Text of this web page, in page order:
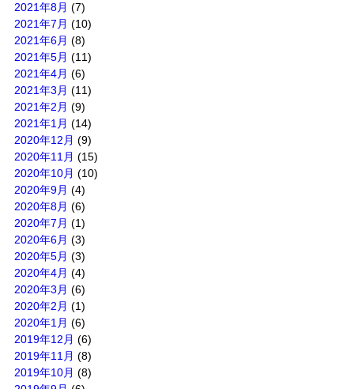
2021年8月 (7)
2021年7月 (10)
2021年6月 (8)
2021年5月 (11)
2021年4月 (6)
2021年3月 (11)
2021年2月 (9)
2021年1月 (14)
2020年12月 (9)
2020年11月 (15)
2020年10月 (10)
2020年9月 (4)
2020年8月 (6)
2020年7月 (1)
2020年6月 (3)
2020年5月 (3)
2020年4月 (4)
2020年3月 (6)
2020年2月 (1)
2020年1月 (6)
2019年12月 (6)
2019年11月 (8)
2019年10月 (8)